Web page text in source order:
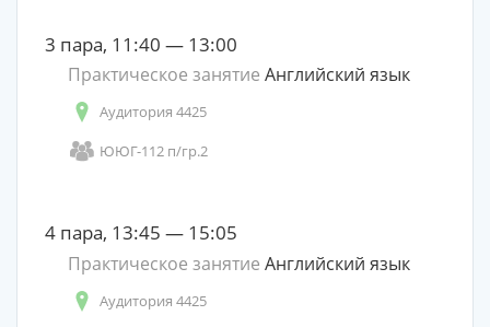
3 пара, 11:40 — 13:00
Практическое занятие Английский язык
Аудитория 4425
ЮЮГ-112 п/гр.2
4 пара, 13:45 — 15:05
Практическое занятие Английский язык
Аудитория 4425